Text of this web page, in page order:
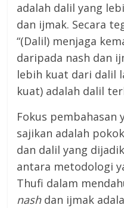
adalah dalil yang
dan ijmak. Secara
“(Dalil) menjaga
daripada nash dan
lebih kuat dari dalil
kuat) adalah dalil
Fokus pembahasan
sajikan adalah
dan dalil yang
antara metodologi
Thufi dalam
nashdan ijmak